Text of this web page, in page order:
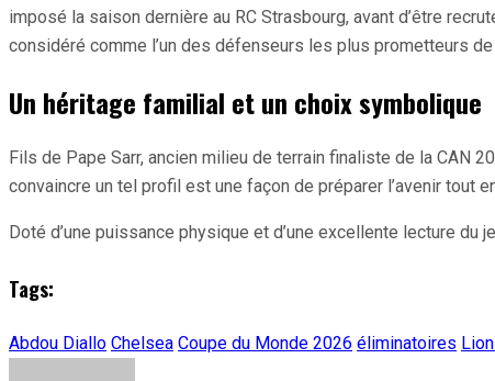
imposé la saison dernière au RC Strasbourg, avant d’être
considéré comme l’un des défenseurs les plus prometteurs
Un héritage familial et un choix symbolique
Fils de Pape Sarr, ancien milieu de terrain finaliste de la CAN
convaincre un tel profil est une façon de préparer l’avenir tout
Doté d’une puissance physique et d’une excellente lecture
Tags:
Abdou Diallo Chelsea Coupe du Monde 2026 éliminatoires